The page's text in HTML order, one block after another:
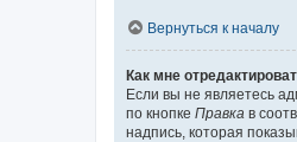
Вернуться к началу
Как мне
Если вы не являетесь
по кнопке Правка в
надпись, которая